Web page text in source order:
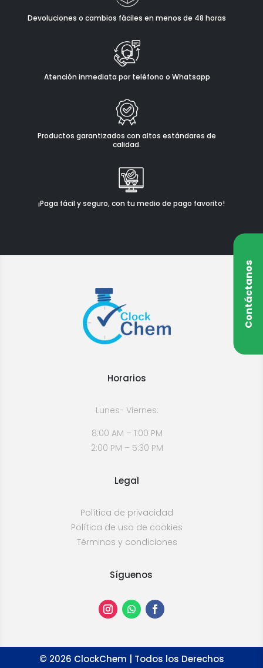
Devoluciones o cambios fáciles en menos de 48 horas
Atención inmediata por teléfono o Whatsapp
Productos garantizados con altos estándares de
calidad.
¡Paga fácil y seguro, con tu medio de pago favorito!
Contáctanos
Horarios
Lunes- Viernes:
8:00 AM – 1:00 PM
2:00 PM – 5:30 PM
Legal
Política de privacidad
Política de uso de cookies
Términos y condiciones
Síguenos
© 2026 ClockChem | Todos los Derechos